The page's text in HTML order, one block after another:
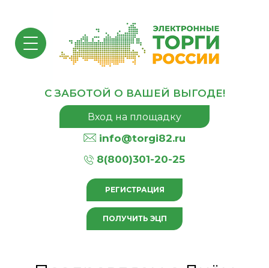
С ЗАБОТОЙ О ВАШЕЙ ВЫГОДЕ!
Вход на площадку
info@torgi82.ru
8(800)301-20-25
РЕГИСТРАЦИЯ
ПОЛУЧИТЬ ЭЦП